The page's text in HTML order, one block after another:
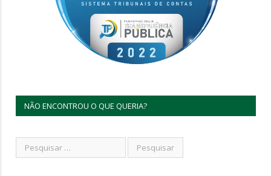
NÃO ENCONTROU O QUE QUERIA?